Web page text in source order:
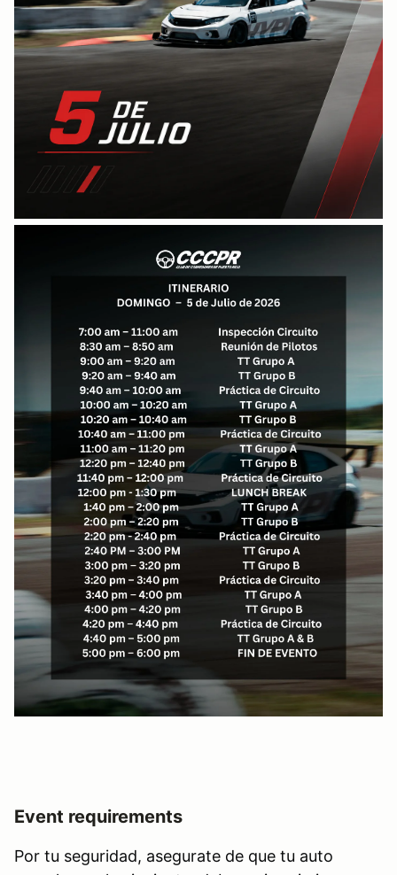
Event requirements
Por tu seguridad, asegurate de que tu auto